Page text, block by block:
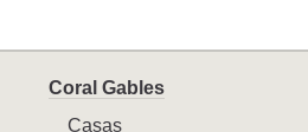
Coral Gables
Casas